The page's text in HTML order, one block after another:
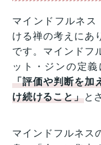
マインドフルネス
ける禅の考えにあ
です。マインドフ
ット・ジンの定
「評価や判断を加
け続けること」と
マインドフルネス